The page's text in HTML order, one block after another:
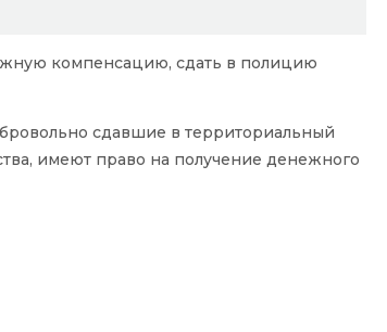
компенсацию, сдать в полицию
сдавшие в территориальный
имеют право на получение денежного